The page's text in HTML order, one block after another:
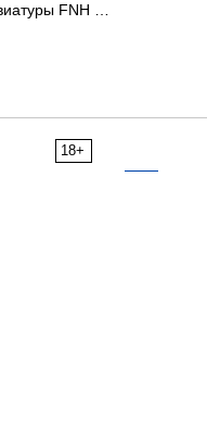
FNH …
18+